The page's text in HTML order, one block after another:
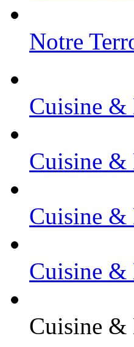
Notre
Cuisine &
Cuisine &
Cuisine &
Cuisine &
Cuisine &